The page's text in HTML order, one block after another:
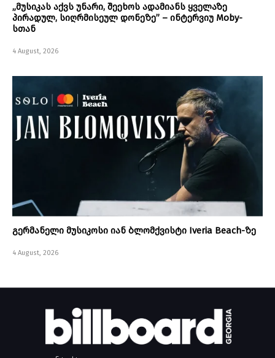
„მუსიკას აქვს უნარი, შეეხოს ადამიანს ყველაზე
პირადულ, სიღრმისეულ დონეზე” – ინტერვიუ Moby-
სთან
4 August, 2026
გერმანელი მუსიკოსი იან ბლომქვისტი Iveria Beach-ზე
4 August, 2026